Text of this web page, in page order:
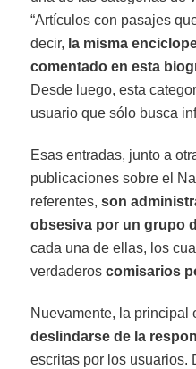
“Artículos con pasajes
decir, la misma
comentado en esta
Desde luego, esta
usuario que sólo busca
Esas entradas, junto a
publicaciones sobre el
referentes,son
obsesiva por un grupo
cada una de ellas, los
verdaderoscomisarios
Nuevamente, la principal
deslindarse de la
escritas por los usuarios.